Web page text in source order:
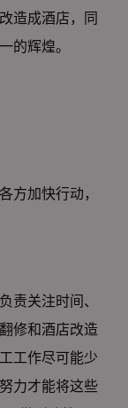
造成酒店，同
的辉煌。
方加快行动，
责关注时间、
修和酒店改造
工作尽可能少
力才能将这些